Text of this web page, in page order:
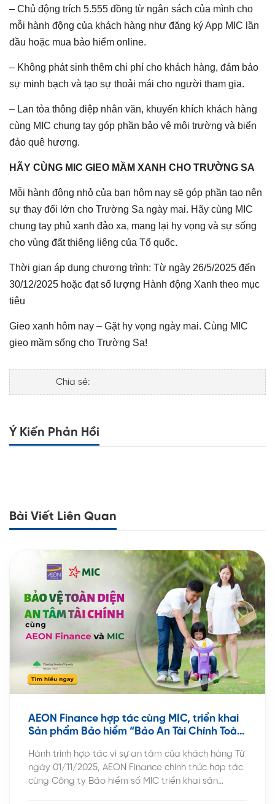
– Chủ động trích 5.555 đồng từ ngân sách của mình cho
mỗi hành động của khách hàng như đăng ký App MIC lần
đầu hoặc mua bảo hiểm online.
– Không phát sinh thêm chi phí cho khách hàng, đảm bảo
sự minh bạch và tạo sự thoải mái cho người tham gia.
– Lan tỏa thông điệp nhân văn, khuyến khích khách hàng
cùng MIC chung tay góp phần bảo vệ môi trường và biển
đảo quê hương.
HÃY CÙNG MIC GIEO MẦM XANH CHO TRƯỜNG SA
Mỗi hành động nhỏ của bạn hôm nay sẽ góp phần tạo nên
sự thay đổi lớn cho Trường Sa ngày mai. Hãy cùng MIC
chung tay phủ xanh đảo xa, mang lại hy vọng và sự sống
cho vùng đất thiêng liêng của Tổ quốc.
Thời gian áp dụng chương trình: Từ ngày 26/5/2025 đến
30/12/2025 hoặc đạt số lượng Hành động Xanh theo mục
tiêu
Gieo xanh hôm nay – Gặt hy vọng ngày mai. Cùng MIC
gieo mầm sống cho Trường Sa!
Chia sẻ:
Ý Kiến Phản Hồi
Bài Viết Liên Quan
AEON Finance hợp tác cùng MIC, triển khai
Sản phẩm Bảo hiểm “Bảo An Tài Chính Toàn
Hành trình hợp tác vì sự an tâm của khách hàng Từ
ngày 01/11/2025, AEON Finance chính thức hợp tác
cùng Công ty Bảo hiểm số MIC triển khai sản